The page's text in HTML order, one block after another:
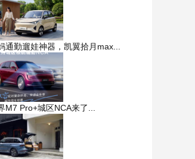
通勤遛娃神器，凯翼拾月max...
M7 Pro+城区NCA来了...